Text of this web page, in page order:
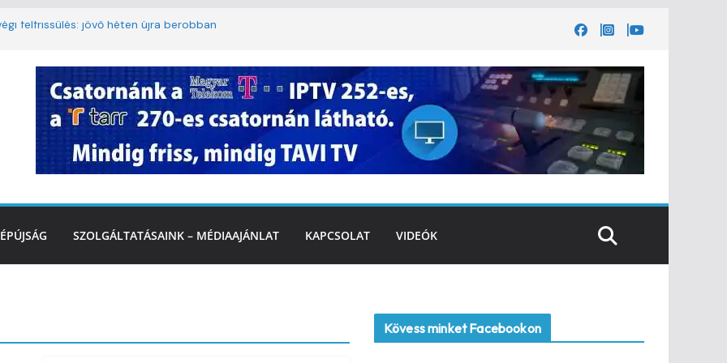
felfrissülés: jövő héten újra berobban
a Rákóczi utcában a hétvégi
3. kerület TVE csapatát fogadta a
közlekedésért, elektromos
SZOLGÁLTATÁSAINK – MÉDIAAJÁNLAT KAPCSOLAT VIDEÓK
Kövess minket Facebookon